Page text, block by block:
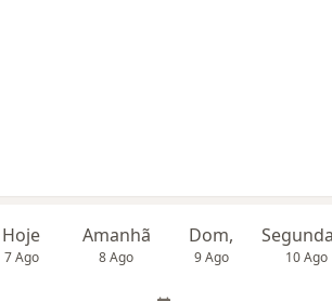
Hoje
7 Ago
Amanhã
8 Ago
Dom,
9 Ago 10 Ago